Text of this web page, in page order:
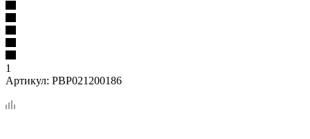
1
Артикул: PBP021200186